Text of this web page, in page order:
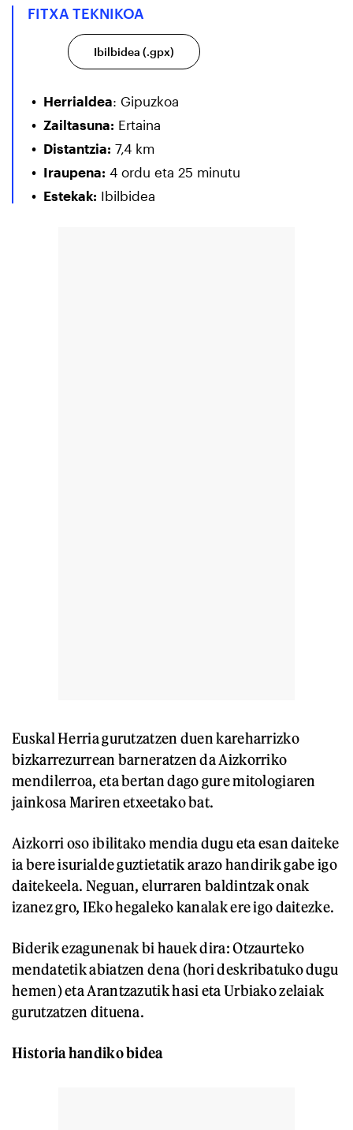
FITXA TEKNIKOA
Ibilbidea (.gpx)
Herrialdea: Gipuzkoa
Zailtasuna: Ertaina
Distantzia: 7,4 km
Iraupena: 4 ordu eta 25 minutu
Estekak: Ibilbidea
Euskal Herria gurutzatzen duen kareharrizko
bizkarrezurrean barneratzen da Aizkorriko
mendilerroa, eta bertan dago gure mitologiaren
jainkosa Mariren etxeetako bat.
Aizkorri oso ibilitako mendia dugu eta esan daiteke
ia bere isurialde guztietatik arazo handirik gabe igo
daitekeela. Neguan, elurraren baldintzak onak
izanez gro, IEko hegaleko kanalak ere igo daitezke.
Biderik ezagunenak bi hauek dira: Otzaurteko
mendatetik abiatzen dena (hori deskribatuko dugu
hemen) eta Arantzazutik hasi eta Urbiako zelaiak
gurutzatzen dituena.
Historia handiko bidea